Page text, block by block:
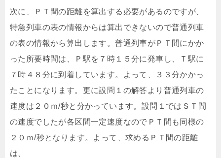
次に、ＰＴ間の距離を算出する必要があるのですが、
特急列車の表の情報からは算出できないので普通列車
の表の情報から算出します。普通列車がＰＴ間にかか
った所要時間は、Ｐ駅を７時１５分に発車し、Ｔ駅に
７時４８分に到着しています。よって、３３分かかっ
たことになります。更に設問１の解答より普通列車の
速度は２０ｍ/秒と分かっています。設問１ではＳＴ間
の速度でしたが各区間一定速度なのでＰＴ間も同様の
２０ｍ/秒となります。よって、求めるＰＴ間の距離
は、